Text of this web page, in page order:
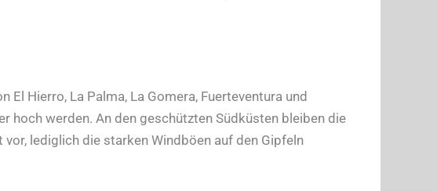
Hierro, La Palma, La Gomera, Fuerteventura und
hoch werden. An den geschützten Südküsten bleiben die
lediglich die starken Windböen auf den Gipfeln